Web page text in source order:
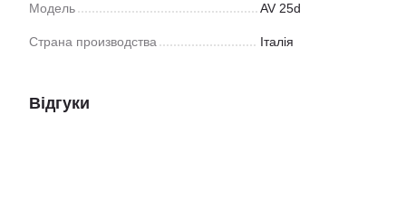
Модель AV 25d
Страна производства Італія
Відгуки